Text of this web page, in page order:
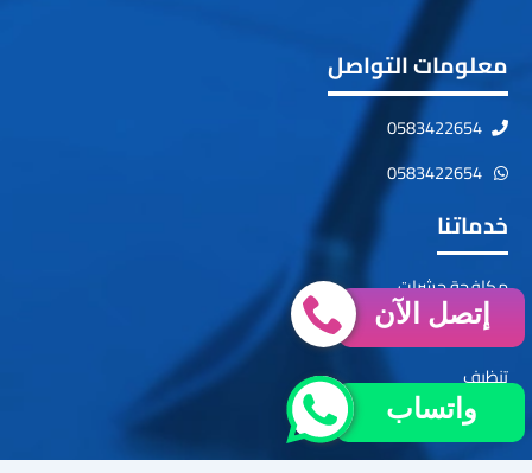
معلومات التواصل
0583422654
0583422654
خدماتنا
مكافحة حشرات
فك وتركيب
تنظيف
تسليك مجاري
إتصل الآن
واتساب